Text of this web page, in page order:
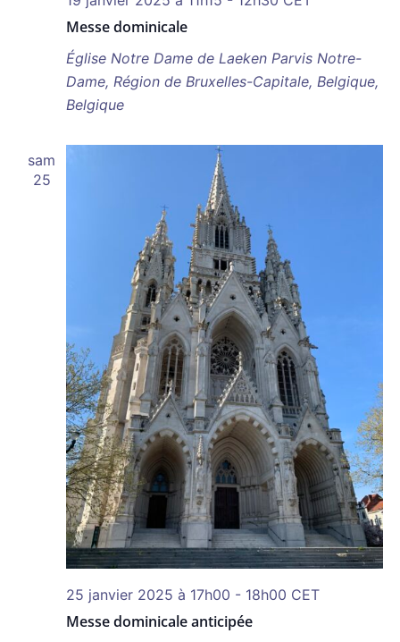
Messe dominicale
Église Notre Dame de Laeken Parvis Notre-
Dame, Région de Bruxelles-Capitale, Belgique,
Belgique
sam
25
Messe dominicale anticipée
25 janvier 2025 à 17h00 - 18h00 CET